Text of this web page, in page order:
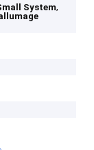
System,